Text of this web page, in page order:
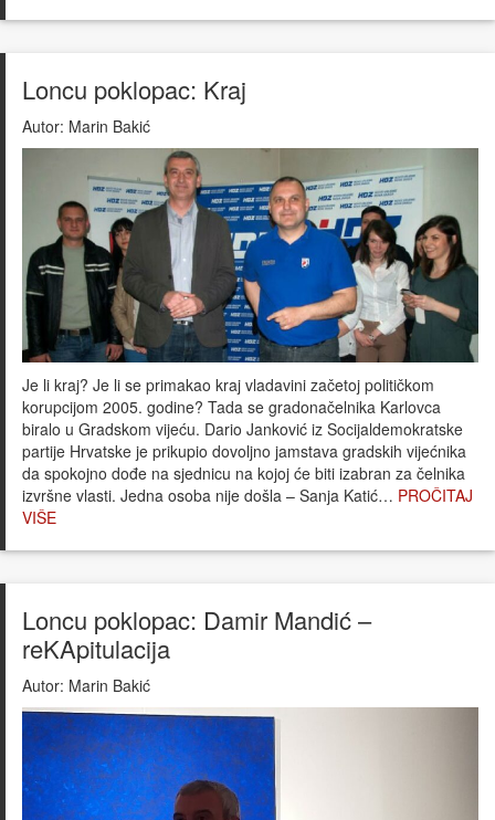
Loncu poklopac: Kraj
Autor: Marin Bakić
Je li kraj? Je li se primakao kraj vladavini začetoj političkom
korupcijom 2005. godine? Tada se gradonačelnika Karlovca
biralo u Gradskom vijeću. Dario Janković iz Socijaldemokratske
partije Hrvatske je prikupio dovoljno jamstava gradskih vijećnika
da spokojno dođe na sjednicu na kojoj će biti izabran za čelnika
izvršne vlasti. Jedna osoba nije došla – Sanja Katić… PROČITAJ
VIŠE
Loncu poklopac: Damir Mandić –
reKApitulacija
Autor: Marin Bakić